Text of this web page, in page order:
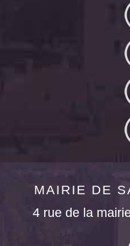
MAIRIE DE
4 rue de la